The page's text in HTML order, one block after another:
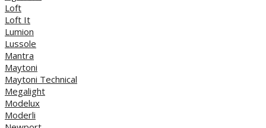
Loft
Loft It
Lumion
Lussole
Mantra
Maytoni
Maytoni Technical
Megalight
Modelux
Moderli